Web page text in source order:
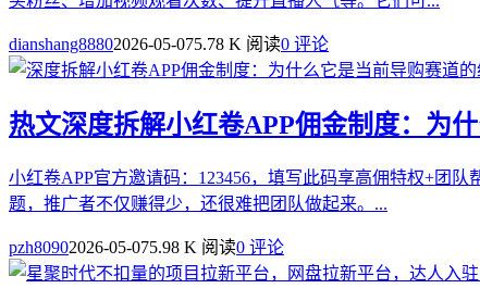
dianshang88802026-05-075.78 K 阅读0 评论
热文深度拆解小红卷APP佣金制度：为
小红卷APP官方邀请码：123456，填写此码享高佣特权+团
题，推广者不仅赚得少，还很难把团队做起来。...
pzh80902026-05-075.98 K 阅读0 评论